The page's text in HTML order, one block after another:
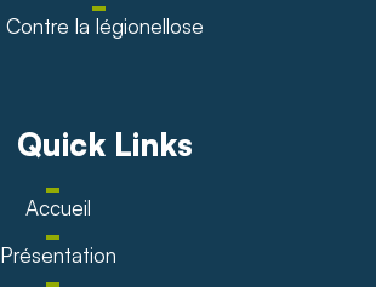
Contre la légionellose
Quick Links
Accueil
Présentation